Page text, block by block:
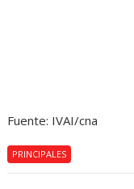
Fuente: IVAI/cna
PRINCIPALES